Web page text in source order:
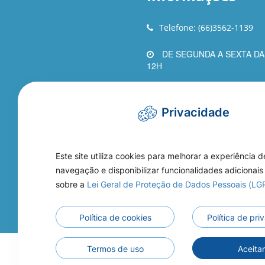
Telefone: (66)3562-1139
DE SEGUNDA A SEXTA
12H
AVENIDA IZIDORO
Privacidade
Este site utiliza cookies para melhorar a experiência
navegação e disponibilizar funcionalidades adicionais
sobre a Lei Geral de Proteção de Dados Pessoais
Política de cookies Política de
Termos de uso Aceitar